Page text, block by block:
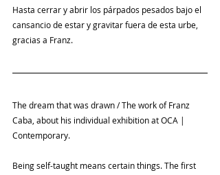
Hasta cerrar y abrir los párpados pesados bajo el
cansancio de estar y gravitar fuera de esta urbe,
gracias a Franz.
The dream that was drawn / The work of Franz
Caba, about his individual exhibition at OCA |
Contemporary.
Being self-taught means certain things. The first